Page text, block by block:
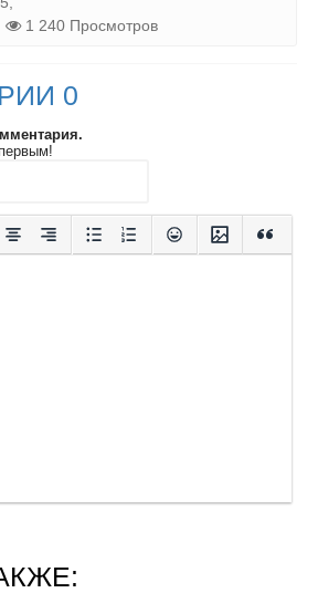
1 240 Просмотров
0